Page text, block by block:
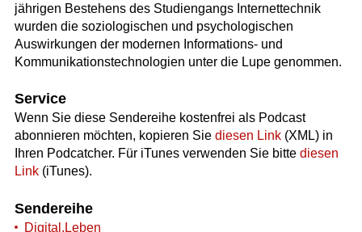
jährigen Bestehens des Studiengangs Internettechnik
wurden die soziologischen und psychologischen
Auswirkungen der modernen Informations- und
Kommunikationstechnologien unter die Lupe genommen.
Service
Wenn Sie diese Sendereihe kostenfrei als Podcast
abonnieren möchten, kopieren Sie diesen Link(XML) in
Ihren Podcatcher. Für iTunes verwenden Sie bitte diesen
Link(iTunes).
Sendereihe
Digital.Leben